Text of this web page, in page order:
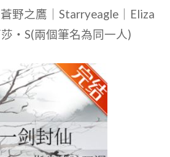
蒼野之鷹｜Starryeagle｜Eliza
・S(兩個筆名為同一人)